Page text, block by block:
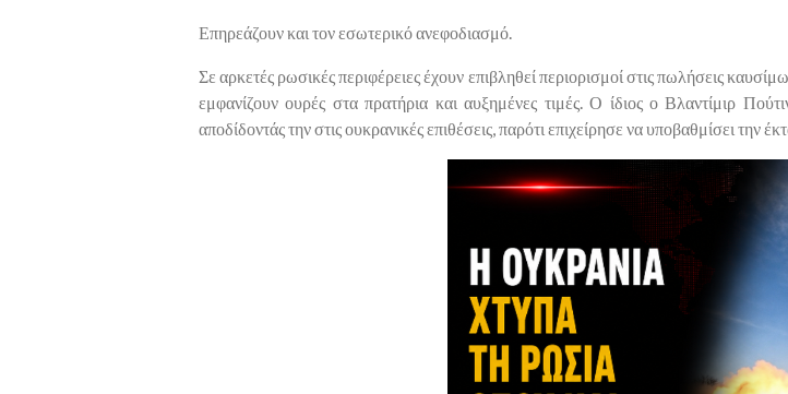
Επηρεάζουν και τον εσωτερικό ανεφοδιασμό.
Σε αρκετές ρωσικές περιφέρειες έχουν επιβληθεί περιορισμοί στις πωλήσεις
εμφανίζουν ουρές στα πρατήρια και αυξημένες τιμές. Ο ίδιος ο Βλαντίμιρ
αποδίδοντάς την στις ουκρανικές επιθέσεις, παρότι επιχείρησε να υποβαθμίσει την